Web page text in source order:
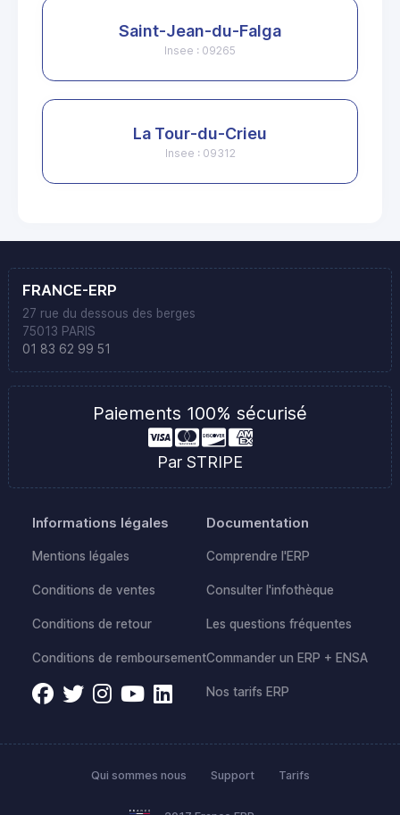
Saint-Jean-du-Falga
Insee : 09265
La Tour-du-Crieu
Insee : 09312
FRANCE-ERP
27 rue du dessous des berges
75013 PARIS
01 83 62 99 51
Paiements 100% sécurisé
Par STRIPE
Informations légales
Mentions légales
Conditions de ventes
Conditions de retour
Conditions de remboursement
Documentation
Comprendre l'ERP
Consulter l'infothèque
Les questions fréquentes
Commander un ERP + ENSA
Nos tarifs ERP
Qui sommes nous Support Tarifs